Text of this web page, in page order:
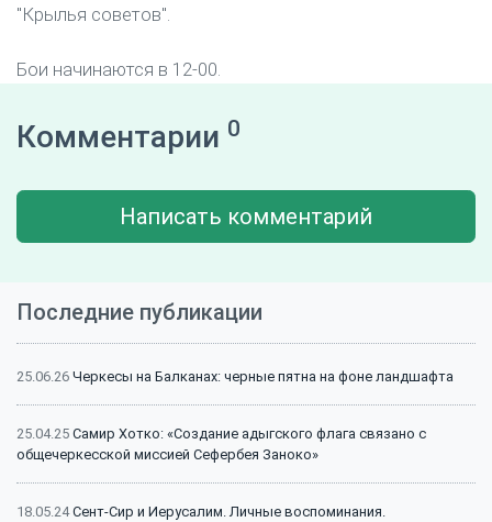
"Крылья советов".
Бои начинаются в 12-00.
Комментарии 0
Написать комментарий
Последние публикации
25.06.26 Черкесы на Балканах: черные пятна на фоне ландшафта
25.04.25 Самир Хотко: «Создание адыгского флага связано с
общечеркесской миссией Сефербея Заноко»
18.05.24Сент-Сир и Иерусалим. Личные воспоминания.